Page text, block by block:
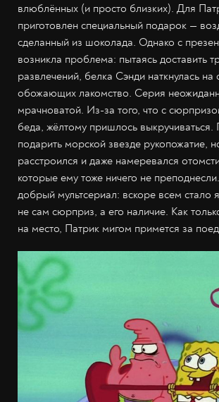
влюблённых (и просто близких). Для
приготовлен специальный подарок —
сделанный из шоколада. Однако с
возникла проблема: пытаясь доставить
развлечений, белка Сэнди наткнулась
обожающих лакомство. Серия
мрачноватой. Из-за того, что с
беда, жёлтому пришлось выкручиваться.
подарить морской звезде рукопожатие,
расстроился и даже намеревался
которые ему тоже ничего не
добрый мультсериал: вскоре всем стало
не сам сюрприз, а его наличие. Как
на место, Патрик мигом примется за